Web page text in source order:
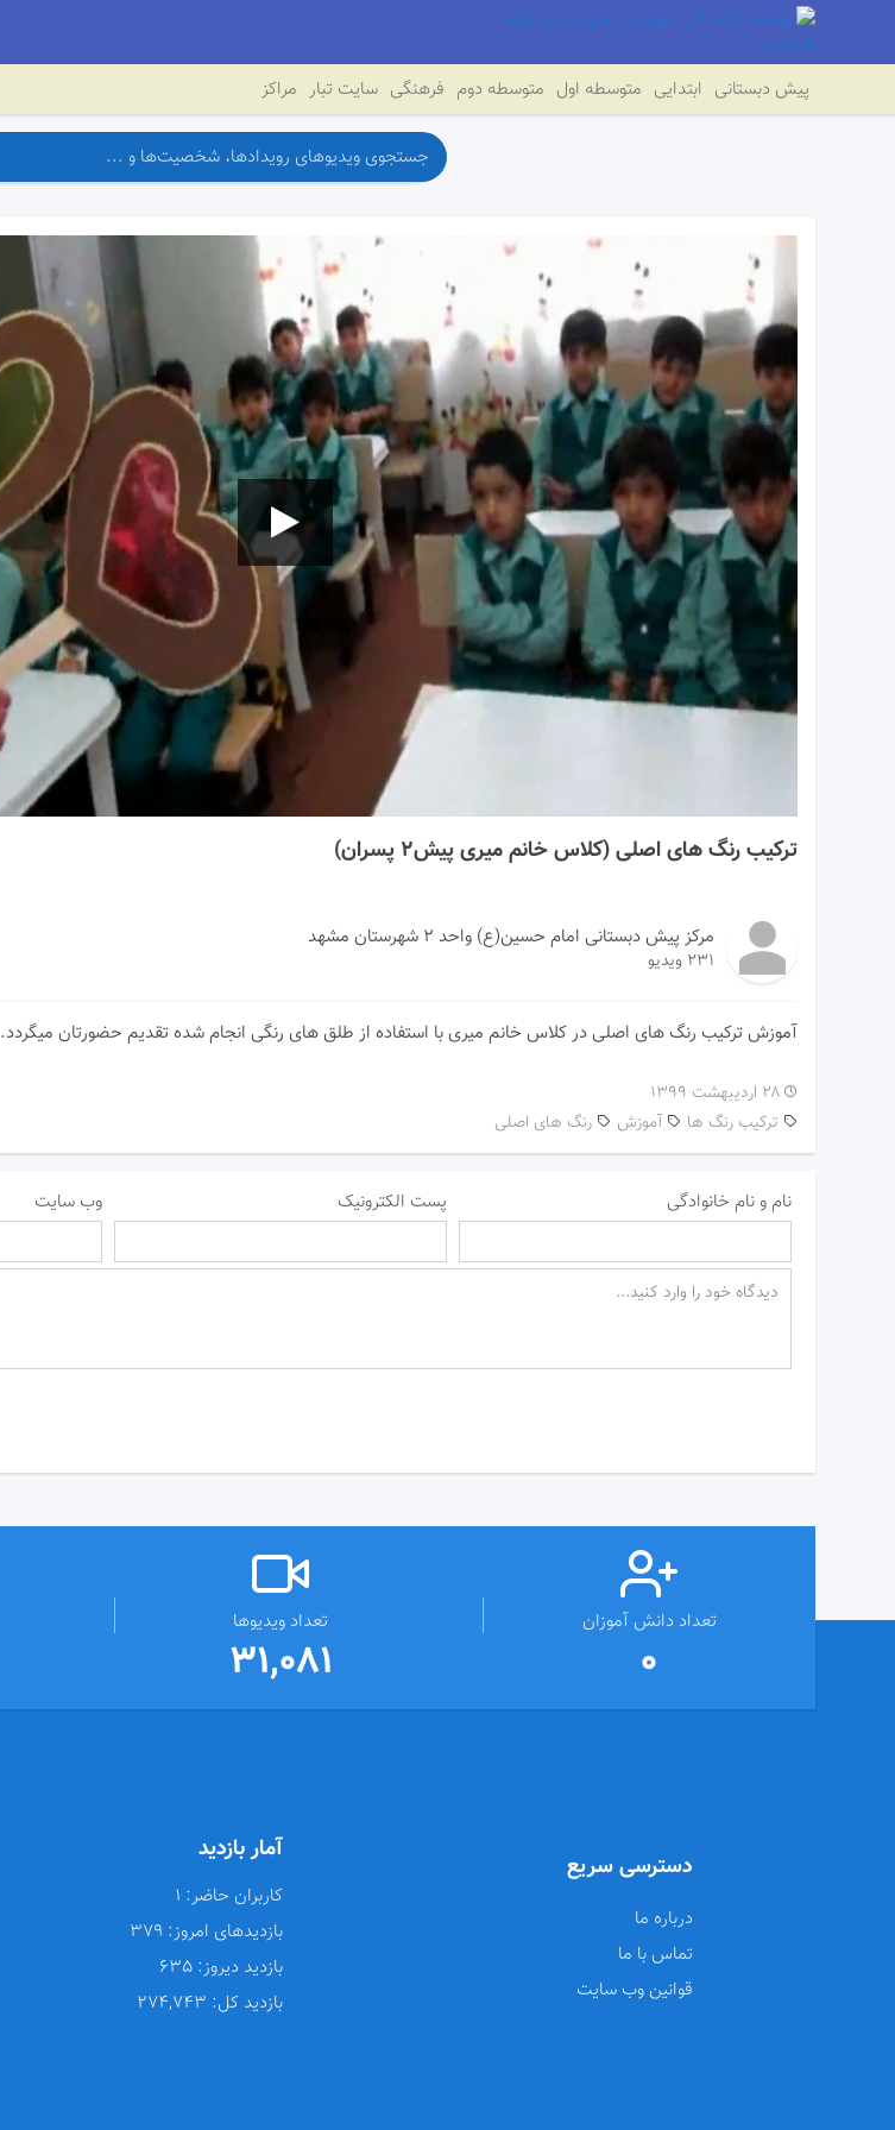
پیش دبستانی ابتدایی متوسطه اول متوسطه دوم فرهنگی سایت تبار مراکز
ترکیب رنگ های اصلی (کلاس خانم میری پیش۲ پسران)
مرکز پیش دبستانی امام حسین(ع) واحد ۲ شهرستان مشهد
231 ویدیو
آموزش ترکیب رنگ های اصلی در کلاس خانم میری با استفاده از طلق های رنگی انجام شده تقدیم حضورتان میگردد.
۲۸ اردیبهشت ۱۳۹۹
آموزش
ترکیب رنگ ها رنگ های اصلی
نام و نام خانوادگی پست الکترونیک وب سایت
تعداد دانش آموزان
0
تعداد ویدیوها
31,081
دسترسی سریع
درباره ما
تماس با ما
قوانین وب سایت
آمار بازدید
کاربران حاضر:
بازدیدهای امروز:
بازدید دیروز:
بازدید کل: